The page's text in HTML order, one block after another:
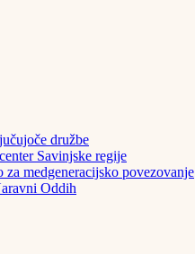
družbe
Savinjske regije
medgeneracijsko povezovanje
Oddih